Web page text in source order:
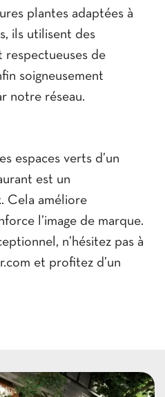
plantes adaptées à
ils utilisent des
respectueuses de
soigneusement
notre réseau.
espaces verts d’un
est un
Cela améliore
l’image de marque.
n’hésitez pas à
et profitez d’un